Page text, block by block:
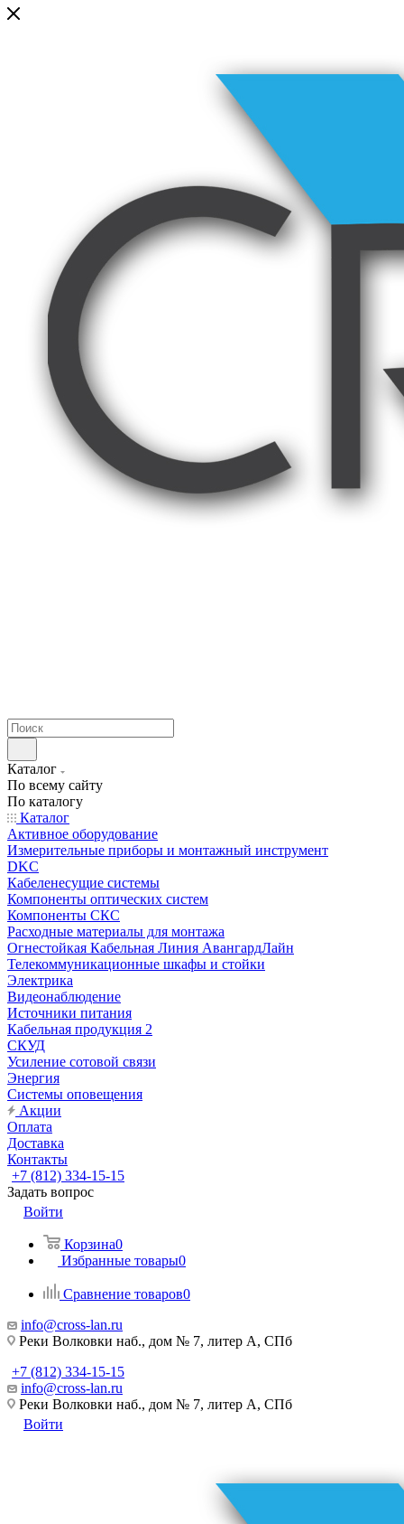
Каталог
По всему сайту
По каталогу
Каталог
Активное оборудование
Измерительные приборы и монтажный инструмент
DKC
Кабеленесущие системы
Компоненты оптических систем
Компоненты СКС
Расходные материалы для монтажа
Огнестойкая Кабельная Линия АвангардЛайн
Телекоммуникационные шкафы и стойки
Электрика
Видеонаблюдение
Источники питания
Кабельная продукция 2
СКУД
Усиление сотовой связи
Энергия
Системы оповещения
Акции
Оплата
Доставка
Контакты
+7 (812) 334-15-15
Задать вопрос
Войти
Корзина0
Избранные товары0
Сравнение товаров0
info@cross-lan.ru
Реки Волковки наб., дом № 7, литер А, СПб
+7 (812) 334-15-15
info@cross-lan.ru
Реки Волковки наб., дом № 7, литер А, СПб
Войти